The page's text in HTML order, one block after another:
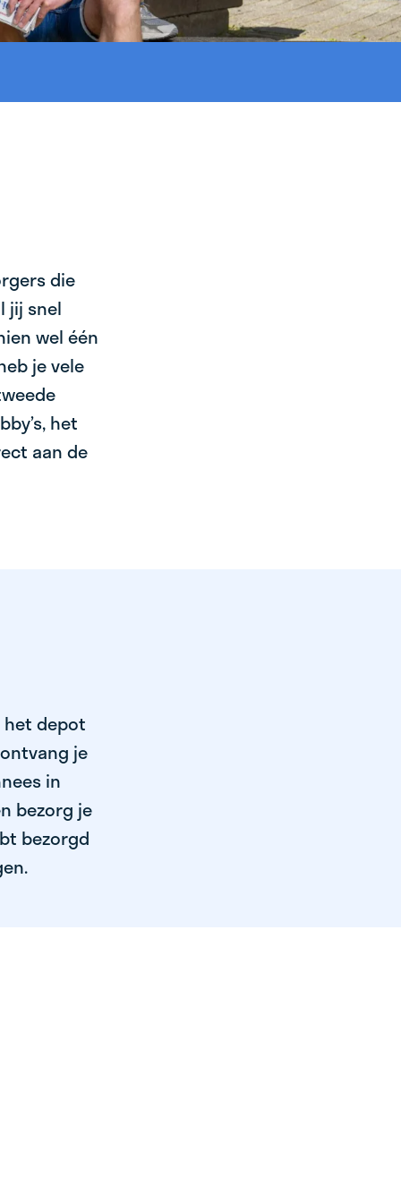
die
jij snel
wel één
je vele
het
aan de
het depot
je
in
bezorg je
bezorgd